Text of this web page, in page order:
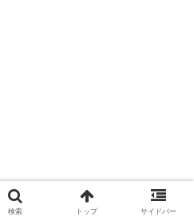
検索 トップ サイドバー